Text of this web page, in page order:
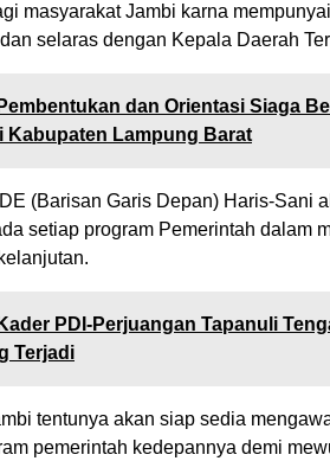
masyarakat Jambi karna
selaras dengan Kepala Daerah
Pembentukan dan Orientasi Siaga
Kabupaten Lampung Barat
(Barisan Garis Depan) Haris-Sani
setiap program Pemerintah dalam
Kader PDI-Perjuangan Tapanuli
Terjadi
tentunya akan siap sedia
pemerintah kedepannya demi